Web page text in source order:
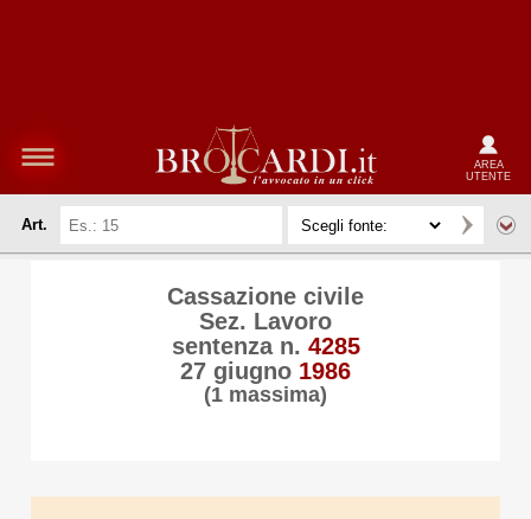
AREA
UTENTE
Art.
Cassazione civile
Sez. Lavoro
sentenza n. 4285
27 giugno 1986
(1 massima)